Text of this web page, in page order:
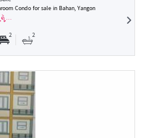
Condo for sale in Bahan, Yangon
ရဲ့…
2 2